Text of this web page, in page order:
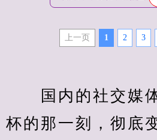
上一页 1 2 3
国内的社交媒体
杯的那一刻，彻底